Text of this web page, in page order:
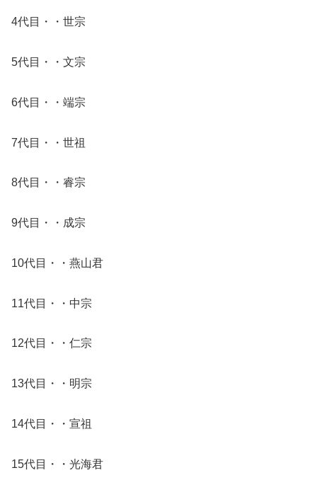
4代目・・世宗
5代目・・文宗
6代目・・端宗
7代目・・世祖
8代目・・睿宗
9代目・・成宗
10代目・・燕山君
11代目・・中宗
12代目・・仁宗
13代目・・明宗
14代目・・宣祖
15代目・・光海君